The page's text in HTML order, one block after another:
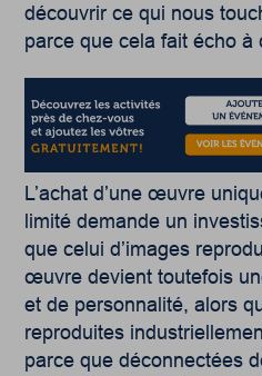
découvrir ce qui nous
parce que cela fait écho à
L’achat d’une œuvre
limité demande un
que celui d’images
œuvre devient toutefois
et de personnalité, alors
reproduites
parce que déconnectées